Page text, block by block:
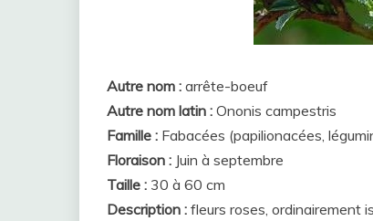
Autre nom : arrête-boeuf
Autre nom latin : Ononis campestris
Famille : Fabacées (papilionacées,
Floraison : Juin à septembre
Taille : 30 à 60 cm
Description : fleurs roses, ordinairement